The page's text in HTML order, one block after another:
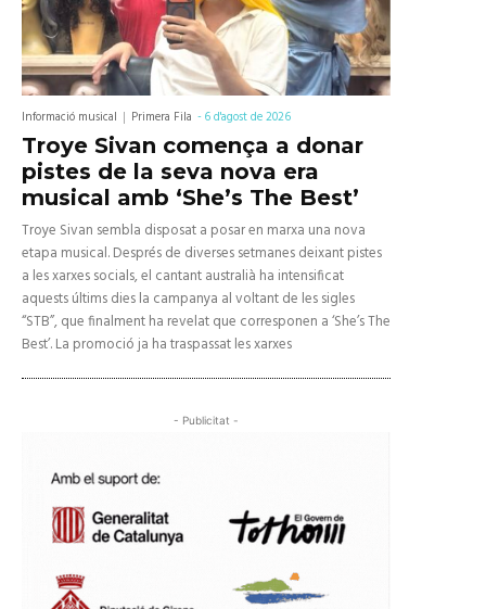
Informació musical Primera Fila -6 d'agost de 2026
Troye Sivan comença a donar
pistes de la seva nova era
musical amb ‘She’s The Best’
Troye Sivan sembla disposat a posar en marxa una nova
etapa musical. Després de diverses setmanes deixant pistes
a les xarxes socials, el cantant australià ha intensificat
aquests últims dies la campanya al voltant de les sigles
“STB”, que finalment ha revelat que corresponen a ‘She’s The
Best’. La promoció ja ha traspassat les xarxes
- Publicitat -